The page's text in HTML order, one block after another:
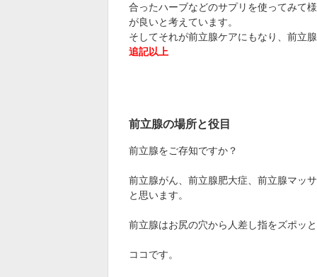
合ったハーブなどのサプリを使ってみて様
が良いと考えています。
そしてそれが前立腺ケアにもなり、前立
追記以上
前立腺の場所と役目
前立腺をご存知ですか？
前立腺がん、前立腺肥大症、前立腺マッ
と思います。
前立腺はお尻の穴から人差し指をズポッ
ココです。